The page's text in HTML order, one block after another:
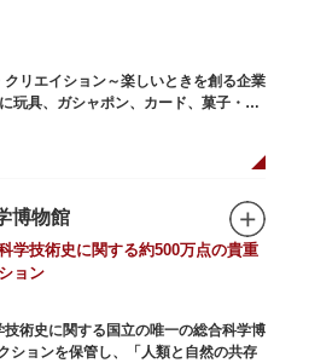
リエイション～楽しいときを創る企業
玩具、ガシャポン、カード、菓子・食
お客さまの身近で楽しんでいただける
ます。
博物館
学技術史に関する約500万点の貴重
ョン
術史に関する国立の唯一の総合科学博
ションを保管し、「人類と自然の共存